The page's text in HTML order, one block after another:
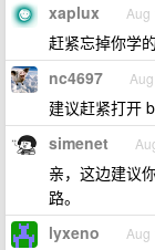
xaplux Aug
赶紧忘掉你学
nc4697
建议赶紧打开
simenet
亲，这边建议
路。
lyxeno Aug